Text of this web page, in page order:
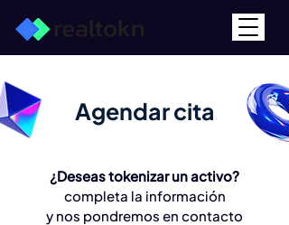
Agendar cita
¿Deseas tokenizar un activo?
completa la información
y nos pondremos en contacto